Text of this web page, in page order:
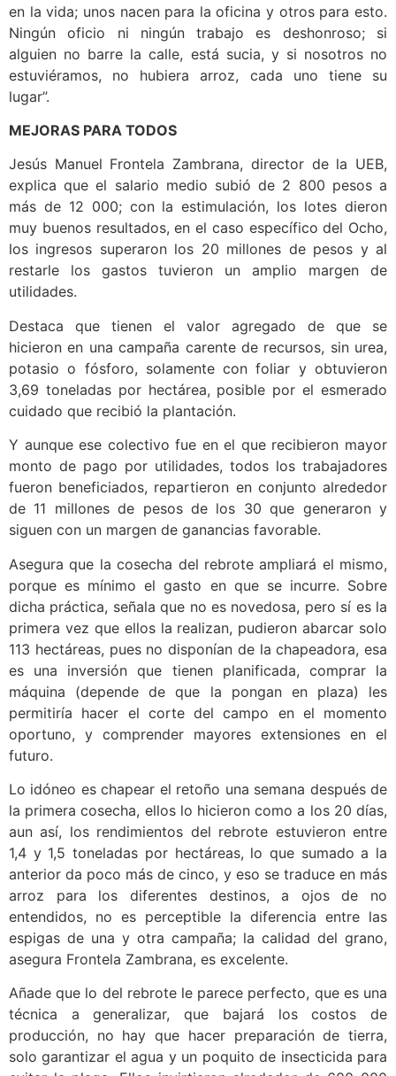
en la vida; unos nacen para la oficina y otros para esto.
Ningún oficio ni ningún trabajo es deshonroso; si
alguien no barre la calle, está sucia, y si nosotros no
estuviéramos, no hubiera arroz, cada uno tiene su
lugar”.
MEJORAS PARA TODOS
Jesús Manuel Frontela Zambrana, director de la UEB,
explica que el salario medio subió de 2 800 pesos a
más de 12 000; con la estimulación, los lotes dieron
muy buenos resultados, en el caso específico del Ocho,
los ingresos superaron los 20 millones de pesos y al
restarle los gastos tuvieron un amplio margen de
utilidades.
Destaca que tienen el valor agregado de que se
hicieron en una campaña carente de recursos, sin urea,
potasio o fósforo, solamente con foliar y obtuvieron
3,69 toneladas por hectárea, posible por el esmerado
cuidado que recibió la plantación.
Y aunque ese colectivo fue en el que recibieron mayor
monto de pago por utilidades, todos los trabajadores
fueron beneficiados, repartieron en conjunto alrededor
de 11 millones de pesos de los 30 que generaron y
siguen con un margen de ganancias favorable.
Asegura que la cosecha del rebrote ampliará el mismo,
porque es mínimo el gasto en que se incurre. Sobre
dicha práctica, señala que no es novedosa, pero sí es la
primera vez que ellos la realizan, pudieron abarcar solo
113 hectáreas, pues no disponían de la chapeadora, esa
es una inversión que tienen planificada, comprar la
máquina (depende de que la pongan en plaza) les
permitiría hacer el corte del campo en el momento
oportuno, y comprender mayores extensiones en el
futuro.
Lo idóneo es chapear el retoño una semana después de
la primera cosecha, ellos lo hicieron como a los 20 días,
aun así, los rendimientos del rebrote estuvieron entre
1,4 y 1,5 toneladas por hectáreas, lo que sumado a la
anterior da poco más de cinco, y eso se traduce en más
arroz para los diferentes destinos, a ojos de no
entendidos, no es perceptible la diferencia entre las
espigas de una y otra campaña; la calidad del grano,
asegura Frontela Zambrana, es excelente.
Añade que lo del rebrote le parece perfecto, que es una
técnica a generalizar, que bajará los costos de
producción, no hay que hacer preparación de tierra,
solo garantizar el agua y un poquito de insecticida para